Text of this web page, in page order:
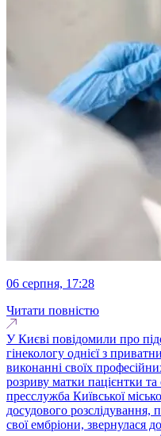
06 серпня, 17:28
Читати повністю
У Києві повідомили про
гінекологу однієї з
виконанні своїх
розриву матки пацієнтки
пресслужба Київської
досудового розслідування,
свої ембріони, звернулася